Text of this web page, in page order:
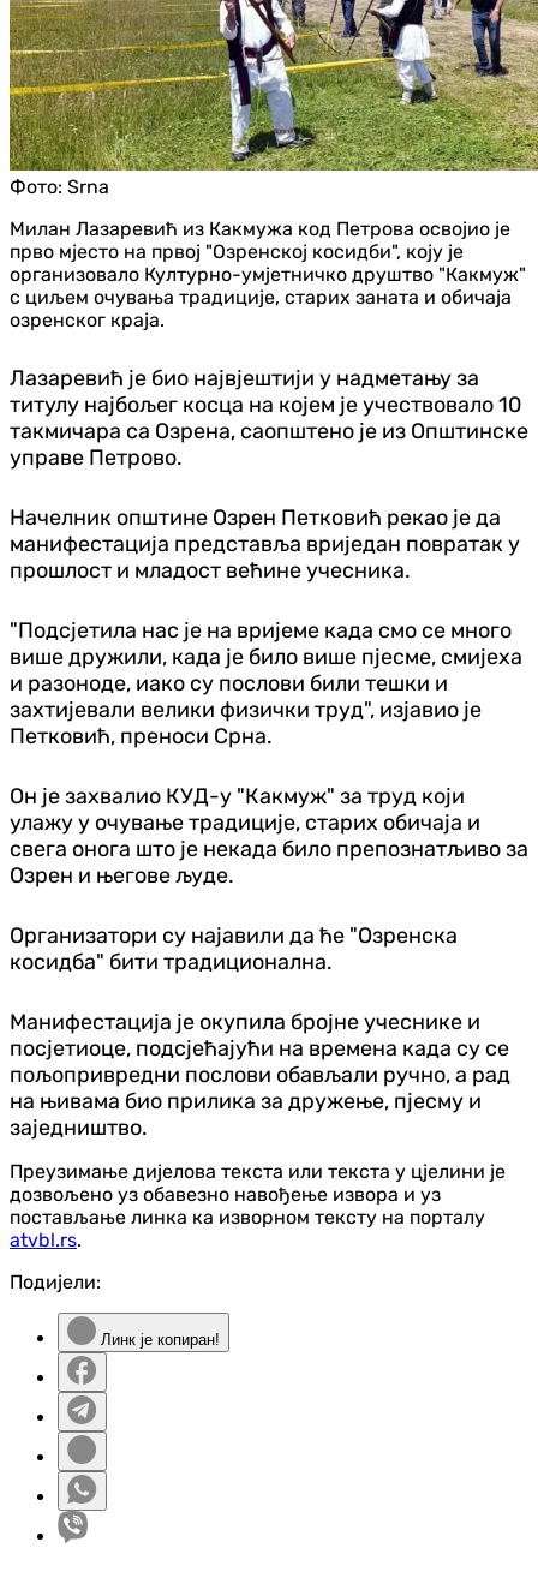
Фото: Srna
Милан Лазаревић из Какмужа код Петрова освојио је
прво мјесто на првој "Озренској косидби", коју је
организовало Културно-умјетничко друштво "Какмуж"
с циљем очувања традиције, старих заната и обичаја
озренског краја.
Лазаревић је био највјештији у надметању за
титулу најбољег косца на којем је учествовало 10
такмичара са Озрена, саопштено је из Општинске
управе Петрово.
Начелник општине Озрен Петковић рекао је да
манифестација представља вриједан повратак у
прошлост и младост већине учесника.
"Подсјетила нас је на вријеме када смо се много
више дружили, када је било више пјесме, смијеха
и разоноде, иако су послови били тешки и
захтијевали велики физички труд", изјавио је
Петковић, преноси Срна.
Он је захвалио КУД-у "Какмуж" за труд који
улажу у очување традиције, старих обичаја и
свега онога што је некада било препознатљиво за
Озрен и његове људе.
Организатори су најавили да ће "Озренска
косидба" бити традиционална.
Манифестација је окупила бројне учеснике и
посјетиоце, подсјећајући на времена када су се
пољопривредни послови обављали ручно, а рад
на њивама био прилика за дружење, пјесму и
заједништво.
Преузимање дијелова текста или текста у цјелини је
дозвољено уз обавезно навођење извора и уз
постављање линка ка изворном тексту на порталу
atvbl.rs.
Подијели:
Линк је копиран!